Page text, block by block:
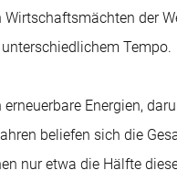
der
Tempo.
Energien,
beliefen sich die
nur etwa die Hälfte